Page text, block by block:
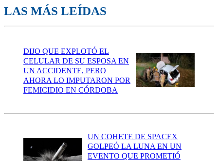
LAS MÁS LEÍDAS
DIJO QUE EXPLOTÓ EL
CELULAR DE SU ESPOSA EN
UN ACCIDENTE, PERO
AHORA LO IMPUTARON POR
FEMICIDIO EN CÓRDOBA
UN COHETE DE SPACEX
GOLPEÓ LA LUNA EN UN
EVENTO QUE PROMETIÓ